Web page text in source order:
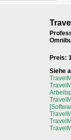
Preis:
Siehe